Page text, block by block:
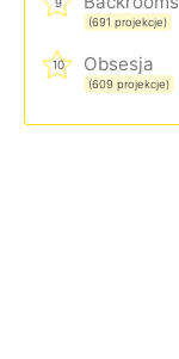
(691 projekcje)
10 Obsesja
(609 projekcje)